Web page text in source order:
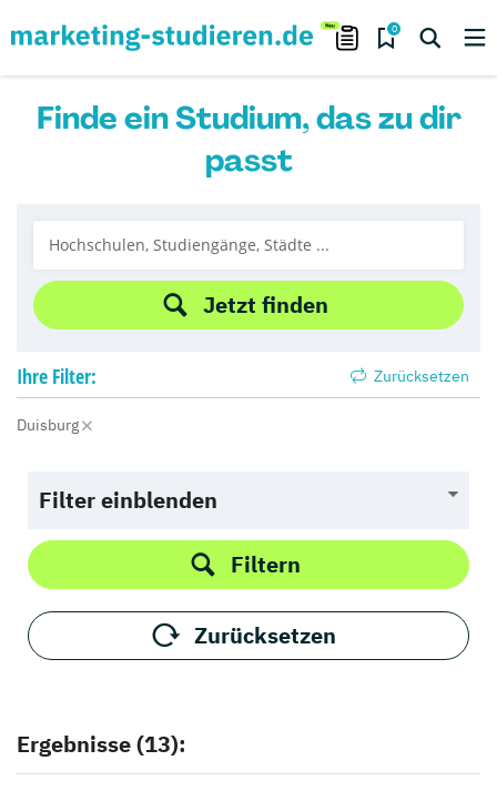
0
Finde ein Studium, das zu dir
passt
Jetzt finden
Ihre Filter: Zurücksetzen
Duisburg
Filter einblenden
Filtern
Zurücksetzen
Ergebnisse (13):